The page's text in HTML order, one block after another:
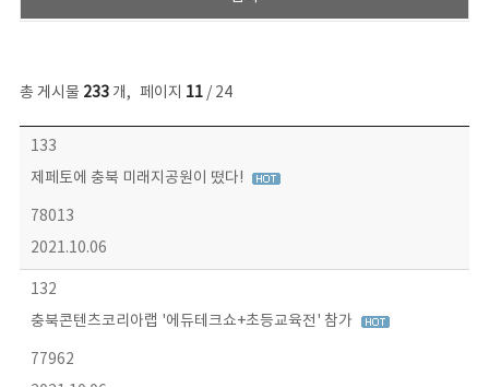
총 게시물 233개, 페이지 11/ 24
보도자료 목록 - 번호, 제목, 작성자, 파일, 조회수, 작성일 정보 제공
133
제페토에 충북 미래지공원이 떴다!
78013
2021.10.06
132
충북콘텐츠코리아랩 '에듀테크쇼+초등교육전' 참가
77962